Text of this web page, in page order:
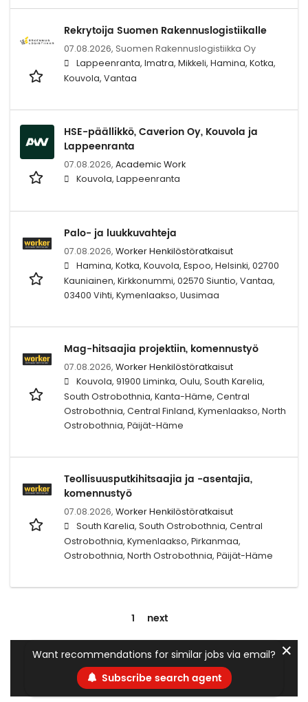
Rekrytoija Suomen Rakennuslogistiikalle
07.08.2026, Suomen Rakennuslogistiikka Oy
Lappeenranta, Imatra, Mikkeli, Hamina, Kotka,
Kouvola, Vantaa
HSE-päällikkö, Caverion Oy, Kouvola ja
Lappeenranta
07.08.2026, Academic Work
Kouvola, Lappeenranta
Palo- ja luukkuvahteja
07.08.2026, Worker Henkilöstöratkaisut
Hamina, Kotka, Kouvola, Espoo, Helsinki, 02700
Kauniainen, Kirkkonummi, 02570 Siuntio, Vantaa,
03400 Vihti, Kymenlaakso, Uusimaa
Mag-hitsaajia projektiin, komennustyö
07.08.2026, Worker Henkilöstöratkaisut
Kouvola, 91900 Liminka, Oulu, South Karelia,
South Ostrobothnia, Kanta-Häme, Central
Ostrobothnia, Central Finland, Kymenlaakso, North
Ostrobothnia, Päijät-Häme
Teollisuusputkihitsaajia ja -asentajia,
komennustyö
07.08.2026, Worker Henkilöstöratkaisut
South Karelia, South Ostrobothnia, Central
Ostrobothnia, Kymenlaakso, Pirkanmaa,
Ostrobothnia, North Ostrobothnia, Päijät-Häme
1 next
Want recommendations for similar jobs via email?
Subscribe search agent
✕